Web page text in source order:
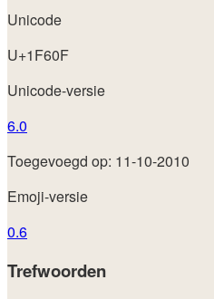
Unicode
U+1F60F
Unicode-versie
6.0
Toegevoegd op: 11-10-2010
Emoji-versie
0.6
Trefwoorden